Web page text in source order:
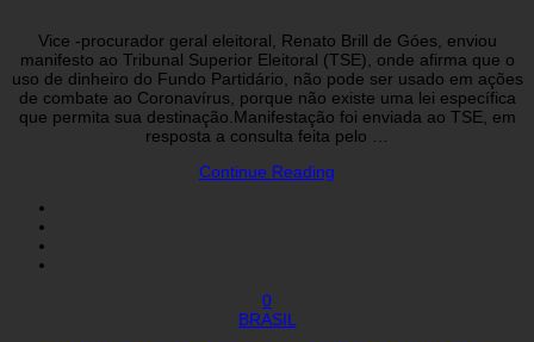
Vice -procurador geral eleitoral, Renato Brill de Góes, enviou
manifesto ao Tribunal Superior Eleitoral (TSE), onde afirma que o
uso de dinheiro do Fundo Partidário, não pode ser usado em ações
de combate ao Coronavírus, porque não existe uma lei específica
que permita sua destinação.Manifestação foi enviada ao TSE, em
resposta a consulta feita pelo …
Continue Reading
0
BRASIL